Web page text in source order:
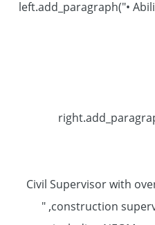
left.add_paragraph("•
"Civil Supervisor with
construction